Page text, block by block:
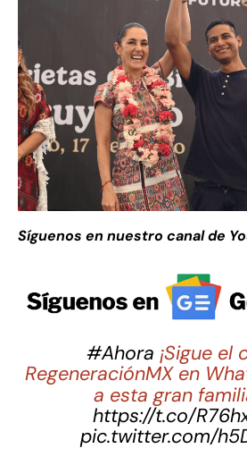
Síguenos en nuestro canal de
#Ahora ¡Sigue el
RegeneraciónMX en
a esta gran
https://t.co/
pic.twitter.com/